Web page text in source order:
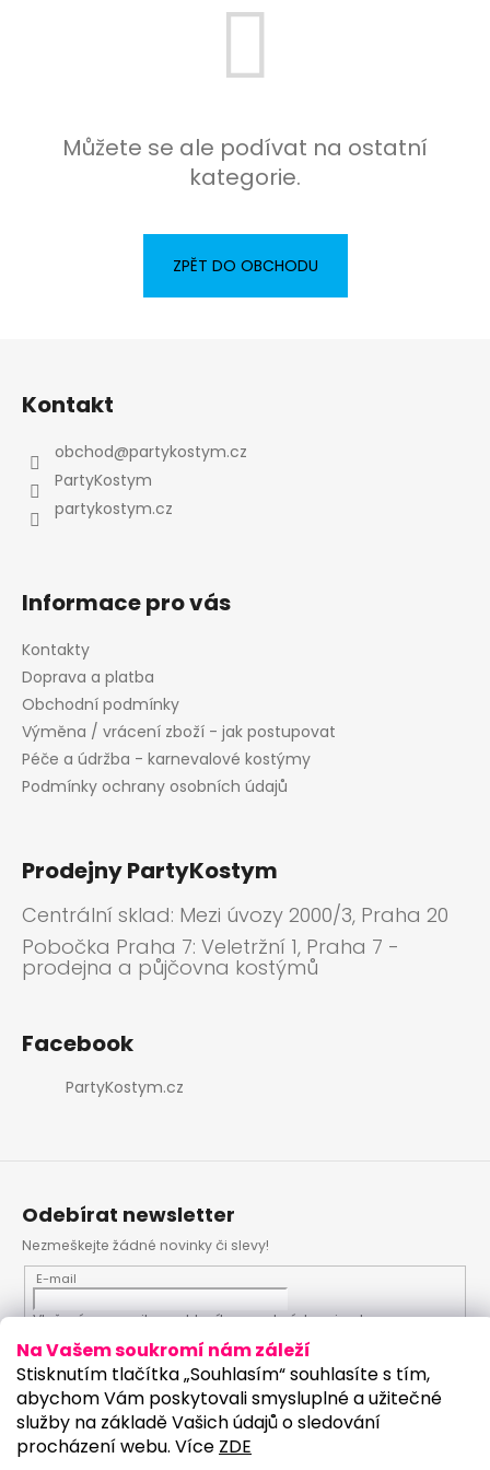
Na Vašem soukromí nám záleží
Stisknutím tlačítka „Souhlasím“ souhlasíte s tím,
abychom Vám poskytovali smysluplné a užitečné
služby na základě Vašich údajů o sledování
procházení webu. Více ZDE
Můžete se ale podívat na ostatní
kategorie.
ZPĚT DO OBCHODU
p
o
u
č
u
m
e
LEVNÁ
PAPÍROVÁ
MASKA
K
DOMALOVÁNÍ
39
Kč
Odebírat newsletter
Nezmeškejte žádné novinky či slevy!
E-mail
Vložením e-mailu souhlasíte spodmínkami ochrany
osobních údajů
PŘIHLÁSIT SE
Kontakt
obchod@partykostym.cz
PartyKostym
partykostym.cz
Informace pro vás
Kontakty
Doprava a platba
Obchodní podmínky
Výměna / vrácení zboží - jak postupovat
Péče a údržba - karnevalové kostýmy
Podmínky ochrany osobních údajů
Prodejny PartyKostym
Centrální sklad: Mezi úvozy 2000/3, Praha 20
Pobočka Praha 7: Veletržní 1, Praha 7 -
prodejna a půjčovna kostýmů
Facebook
PartyKostym.cz
Powered by chaterimo